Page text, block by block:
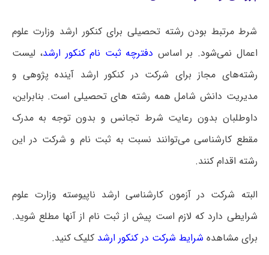
شرط مرتبط بودن رشته تحصیلی برای کنکور ارشد وزارت علوم
اعمال نمی‌شود. بر اساس دفترچه ثبت نام کنکور ارشد، لیست
رشته‌های مجاز برای شرکت در کنکور ارشد آینده پژوهی و
مدیریت دانش شامل همه رشته های تحصیلی است‌. بنابراین،
داوطلبان بدون رعایت شرط تجانس و بدون توجه به مدرک
مقطع کارشناسی می‌توانند نسبت به ثبت نام و شرکت در این
رشته اقدام کنند.
البته شرکت در آزمون کارشناسی ارشد ناپیوسته وزارت علوم
شرایطی دارد که لازم است پیش از ثبت نام از آنها مطلع شوید.
برای مشاهده شرایط شرکت در کنکور ارشد کلیک کنید.